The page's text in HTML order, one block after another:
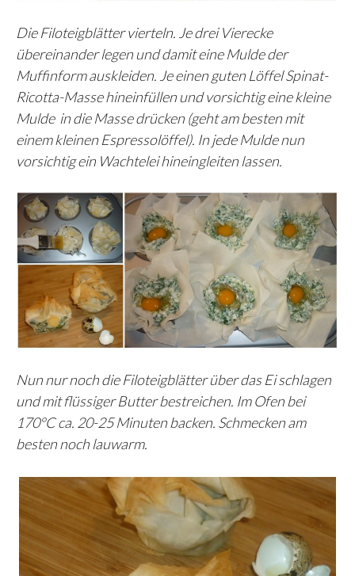
Die Filoteigblätter vierteln. Je drei Vierecke
übereinander legen und damit eine Mulde der
Muffinform auskleiden. Je einen guten Löffel Spinat-
Ricotta-Masse hineinfüllen und vorsichtig eine kleine
Mulde in die Masse drücken (geht am besten mit
einem kleinen Espressolöffel). In jede Mulde nun
vorsichtig ein Wachtelei hineingleiten lassen.
Nun nur noch die Filoteigblätter über das Ei schlagen
und mit flüssiger Butter bestreichen. Im Ofen bei
170°C ca. 20-25 Minuten backen. Schmecken am
besten noch lauwarm.